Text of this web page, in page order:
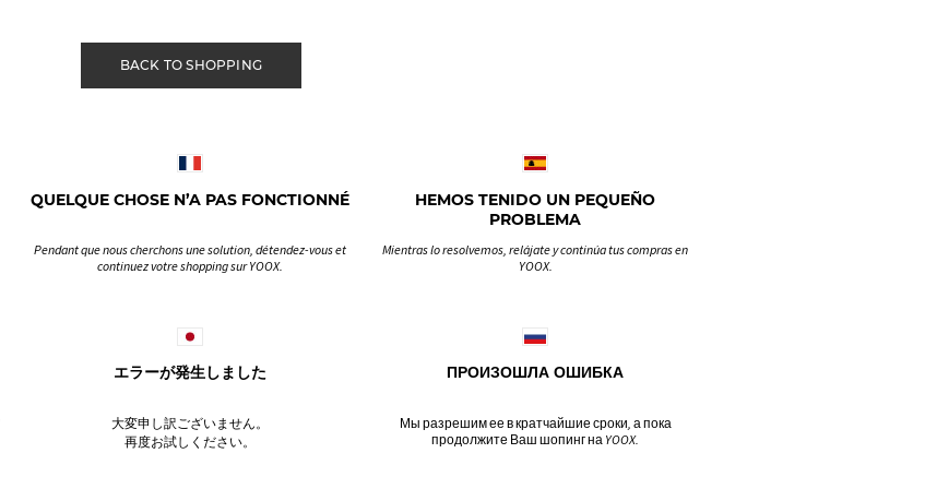
BACK TO SHOPPING
QUELQUE CHOSE N’A PAS FONCTIONNÉ
Pendant que nous cherchons une solution, détendez-vous et
continuez votre shopping sur YOOX.
HEMOS TENIDO UN PEQUEÑO
PROBLEMA
Mientras lo resolvemos, relájate y continúa tus compras en
YOOX.
エラーが発生しました
大変申し訳ございません。
再度お試しください。
ПРОИЗОШЛА ОШИБКА
Мы разрешим ее в кратчайшие сроки, а пока
продолжите Ваш шопинг на YOOX.